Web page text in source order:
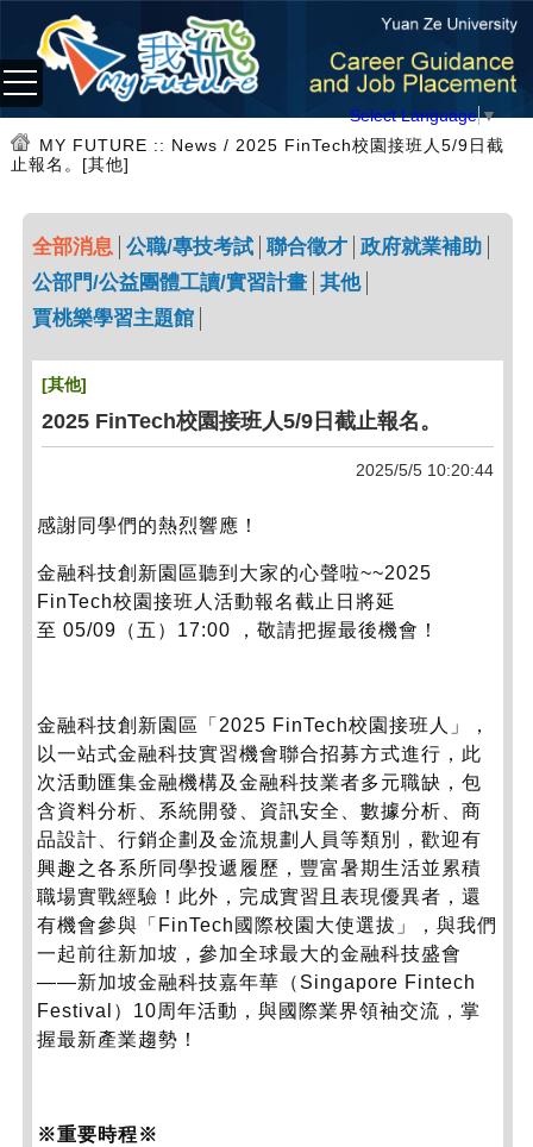
Select Language▼
MY FUTURE :: News / 2025 FinTech校園接班人5/9日截
止報名。[其他]
全部消息 公職/專技考試 聯合徵才 政府就業補助
公部門/公益團體工讀/實習計畫 其他
賈桃樂學習主題館
[其他]
2025 FinTech校園接班人5/9日截止報名。
2025/5/5 10:20:44
感謝同學們的熱烈響應！
金融科技創新園區聽到大家的心聲啦~~2025
FinTech校園接班人活動報名截止日將延
至 05/09（五）17:00 ，敬請把握最後機會！
金融科技創新園區「2025 FinTech校園接班人」，
以一站式金融科技實習機會聯合招募方式進行， 此
次活動匯集金融機構及金融科技業者多元職缺，包
含資料分析、 系統開發、資訊安全、數據分析、商
品設計、行銷企劃及金流規劃人員等類別，歡迎有
興趣之各系所同學投遞履歷， 豐富暑期生活並累積
職場實戰經驗！此外，完成實習且表現優異者，還
有機會參與「FinTech國際校園大使選拔」，與我們
一起前往新加坡，參加全球最大的金融科技盛會
——新加坡金融科技嘉年華（Singapore Fintech
Festival）10周年活動，與國際業界領袖交流，掌
握最新產業趨勢！
※重要時程※